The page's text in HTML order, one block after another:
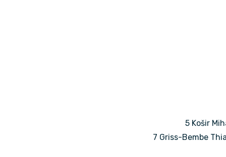
5 Košir
7 Griss-Bembe